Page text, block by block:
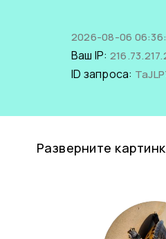
2026-08-06
Ваш IP:
ID запроса:
Разверните